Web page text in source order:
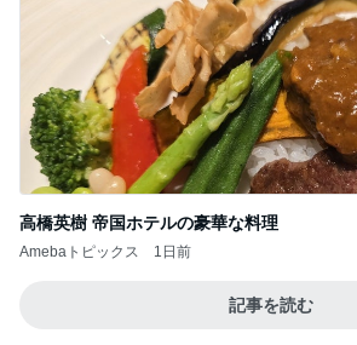
高橋英樹 帝国ホテルの豪華な料理
Amebaトピックス 1日前
記事を読む